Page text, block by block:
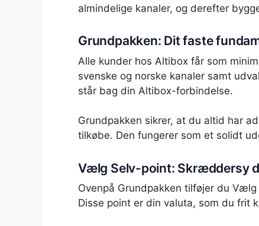
almindelige kanaler, og derefter
Grundpakken: Dit faste
Alle kunder hos Altibox får som
svenske og norske kanaler samt
står bag din Altibox-forbindelse.
Grundpakken sikrer, at du altid har
tilkøbe. Den fungerer som et solidt
Vælg Selv-point: Skræddersy
Ovenpå Grundpakken tilføjer du
Disse point er din valuta, som du frit